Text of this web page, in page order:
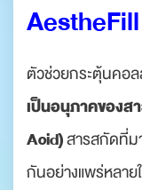
ตัวช่วยกระตุ้นคอ
เป็นอนุภาคของส
Acid)สารสกัดที่ม
กันอย่างแพร่หลาย